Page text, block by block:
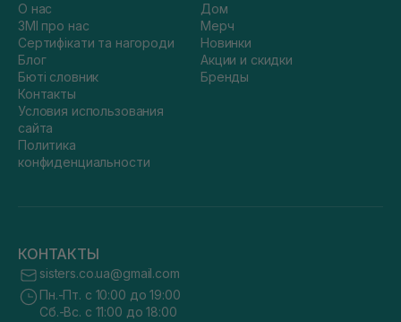
О нас
ЗМІ про нас
Сертифікати та нагороди
Блог
Бюті словник
Контакты
Условия использования
сайта
Политика
конфиденциальности
Дом
Мерч
Новинки
Акции и скидки
Бренды
КОНТАКТЫ
sisters.co.ua@gmail.com
Пн.-Пт. с 10:00 до 19:00
Сб.-Вс. с 11:00 до 18:00